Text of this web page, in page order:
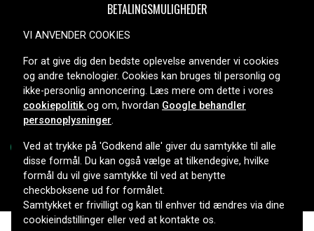
BETALINGSMULIGHEDER
LEVERINGSMULIGHEDER
Copyright © 2026, Spares Nordic AB
VI ANVENDER COOKIES
For at give dig den bedste oplevelse anvender vi cookies
og andre teknologier. Cookies kan bruges til personlig og
ikke-personlig annoncering. Læs mere om dette i vores
cookiepolitik og om, hvordan Google behandler
personoplysninger.
Ved at trykke på 'Godkend alle' giver du samtykke til alle
disse formål. Du kan også vælge at tilkendegive, hvilke
formål du vil give samtykke til ved at benytte
checkboksene ud for formålet.
Samtykket er frivilligt og kan til enhver tid ændres via dine
cookieindstillinger eller ved at kontakte os.